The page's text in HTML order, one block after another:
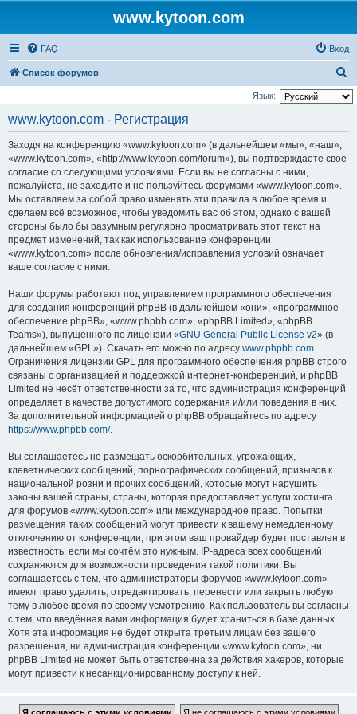
www.kytoon.com
FAQ Вход
Список форумов
о
Язык:
www.kytoon.com - Регистрация
Заходя на конференцию «www.kytoon.com» (в дальнейшем «мы», «наш»,
«www.kytoon.com», «http://www.kytoon.com/forum»), вы подтверждаете своё
согласие со следующими условиями. Если вы не согласны с ними,
пожалуйста, не заходите и не пользуйтесь форумами «www.kytoon.com».
Мы оставляем за собой право изменять эти правила в любое время и
сделаем всё возможное, чтобы уведомить вас об этом, однако с вашей
стороны было бы разумным регулярно просматривать этот текст на
предмет изменений, так как использование конференции
«www.kytoon.com» после обновления/исправления условий означает
ваше согласие с ними.
Наши форумы работают под управлением программного обеспечения
для создания конференций phpBB (в дальнейшем «они», «программное
обеспечение phpBB», «www.phpbb.com», «phpBB Limited», «phpBB
Teams»), выпущенного по лицензии «GNU General Public License v2» (в
дальнейшем «GPL»). Скачать его можно по адресу www.phpbb.com.
Ограничения лицензии GPL для программного обеспечения phpBB строго
связаны с организацией и поддержкой интернет-конференций, и phpBB
Limited не несёт ответственности за то, что администрация конференций
определяет в качестве допустимого содержания и/или поведения в них.
За дополнительной информацией о phpBB обращайтесь по адресу
https://www.phpbb.com/.
Вы соглашаетесь не размещать оскорбительных, угрожающих,
клеветнических сообщений, порнографических сообщений, призывов к
национальной розни и прочих сообщений, которые могут нарушить
законы вашей страны, страны, которая предоставляет услуги хостинга
для форумов «www.kytoon.com» или международное право. Попытки
размещения таких сообщений могут привести к вашему немедленному
отключению от конференции, при этом ваш провайдер будет поставлен в
известность, если мы сочтём это нужным. IP-адреса всех сообщений
сохраняются для возможности проведения такой политики. Вы
соглашаетесь с тем, что администраторы форумов «www.kytoon.com»
имеют право удалить, отредактировать, перенести или закрыть любую
тему в любое время по своему усмотрению. Как пользователь вы согласны
с тем, что введённая вами информация будет храниться в базе данных.
Хотя эта информация не будет открыта третьим лицам без вашего
разрешения, ни администрация конференции «www.kytoon.com», ни
phpBB Limited не может быть ответственна за действия хакеров, которые
могут привести к несанкционированному доступу к ней.